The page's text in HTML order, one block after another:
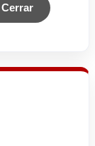
Cerrar